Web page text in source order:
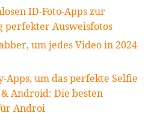
ID-Foto-Apps zur
perfekter Ausweisfotos
um jedes Video in 2024
Apps, um das perfekte Selfie
Android: Die besten
Androi